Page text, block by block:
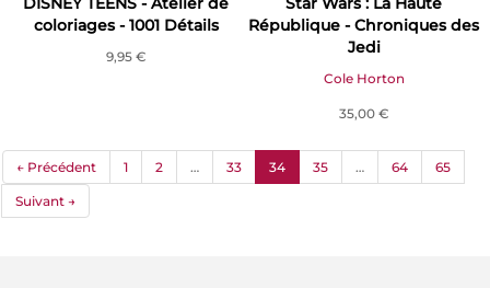
coloriages - 1001 Détails
9,95 €
République - Chroniques des
Jedi
Cole Horton
35,00 €
← Précédent 1 2 … 33 34(current)
35 … 64 65
Suivant →